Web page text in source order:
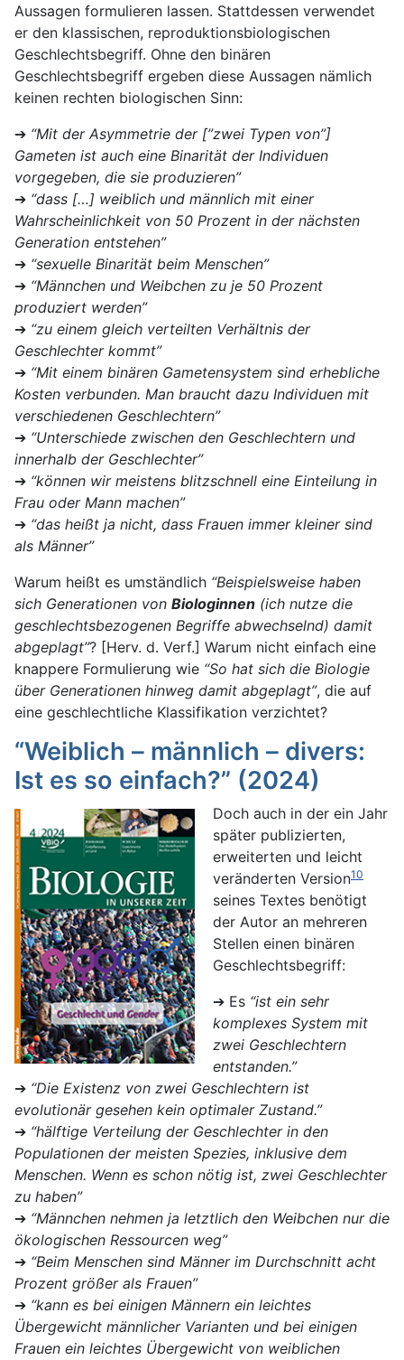
Aussagen formulieren lassen. Stattdessen verwendet
er den klassischen, reproduktionsbiologischen
Geschlechtsbegriff. Ohne den binären
Geschlechtsbegriff ergeben diese Aussagen nämlich
keinen rechten biologischen Sinn:
➔ “Mit der Asymmetrie der [”zwei Typen von”]
Gameten ist auch eine Binarität der Individuen
vorgegeben, die sie produzieren”
➔ “dass […] weiblich und männlich mit einer
Wahrscheinlichkeit von 50 Prozent in der nächsten
Generation entstehen”
➔ “sexuelle Binarität beim Menschen”
➔ “Männchen und Weibchen zu je 50 Prozent
produziert werden”
➔ “zu einem gleich verteilten Verhältnis der
Geschlechter kommt”
➔ “Mit einem binären Gametensystem sind erhebliche
Kosten verbunden. Man braucht dazu Individuen mit
verschiedenen Geschlechtern”
➔ “Unterschiede zwischen den Geschlechtern und
innerhalb der Geschlechter”
➔ “können wir meistens blitzschnell eine Einteilung in
Frau oder Mann machen”
➔ “das heißt ja nicht, dass Frauen immer kleiner sind
als Männer”
Warum heißt es umständlich “Beispielsweise haben
sich Generationen von Biologinnen (ich nutze die
geschlechtsbezogenen Begriffe abwechselnd) damit
abgeplagt”? [Herv. d. Verf.] Warum nicht einfach eine
knappere Formulierung wie “So hat sich die Biologie
über Generationen hinweg damit abgeplagt”, die auf
eine geschlechtliche Klassifikation verzichtet?
“Weiblich – männlich – divers:
Ist es so einfach?” (2024)
Doch auch in der ein Jahr
später publizierten,
erweiterten und leicht
veränderten Version10
seines Textes benötigt
der Autor an mehreren
Stellen einen binären
Geschlechtsbegriff:
➔ Es “ist ein sehr
komplexes System mit
zwei Geschlechtern
entstanden.”
➔ “Die Existenz von zwei Geschlechtern ist
evolutionär gesehen kein optimaler Zustand.”
➔ “hälftige Verteilung der Geschlechter in den
Populationen der meisten Spezies, inklusive dem
Menschen. Wenn es schon nötig ist, zwei Geschlechter
zu haben”
➔ “Männchen nehmen ja letztlich den Weibchen nur die
ökologischen Ressourcen weg”
➔ “Beim Menschen sind Männer im Durchschnitt acht
Prozent größer als Frauen”
➔ “kann es bei einigen Männern ein leichtes
Übergewicht männlicher Varianten und bei einigen
Frauen ein leichtes Übergewicht von weiblichen